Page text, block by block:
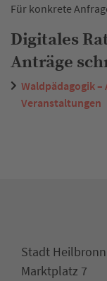
Für konkrete
Digitales
Anträge
Waldpädagogik
Veranstaltungen
Stadt Heilbronn
Marktplatz 7